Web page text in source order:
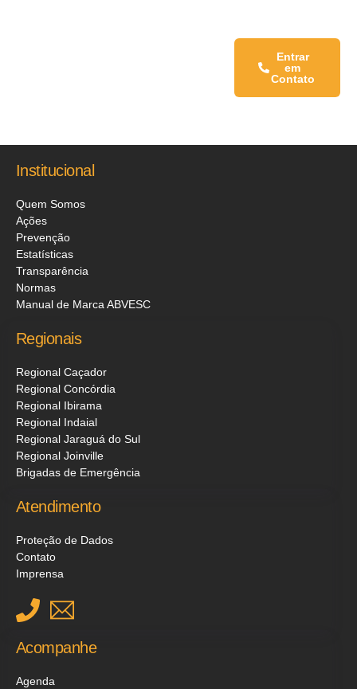
Entrar
em
Contato
Institucional
Quem Somos
Ações
Prevenção
Estatísticas
Transparência
Normas
Manual de Marca ABVESC
Regionais
Regional Caçador
Regional Concórdia
Regional Ibirama
Regional Indaial
Regional Jaraguá do Sul
Regional Joinville
Brigadas de Emergência
Atendimento
Proteção de Dados
Contato
Imprensa
Acompanhe
Agenda